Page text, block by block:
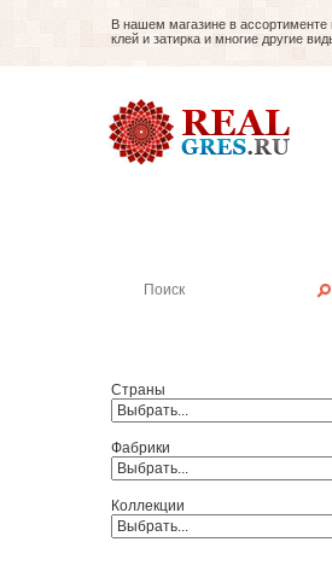
В нашем магазине в ассортименте
клей и затирка и многие другие
Страны
Фабрики
Коллекции